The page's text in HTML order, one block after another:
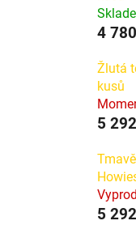
4
Žlutá
kusů
5
5